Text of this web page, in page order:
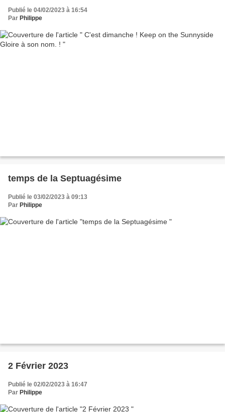
Publié le 04/02/2023 à 16:54
Par Philippe
temps de la Septuagésime
Publié le 03/02/2023 à 09:13
Par Philippe
2 Février 2023
Publié le 02/02/2023 à 16:47
Par Philippe